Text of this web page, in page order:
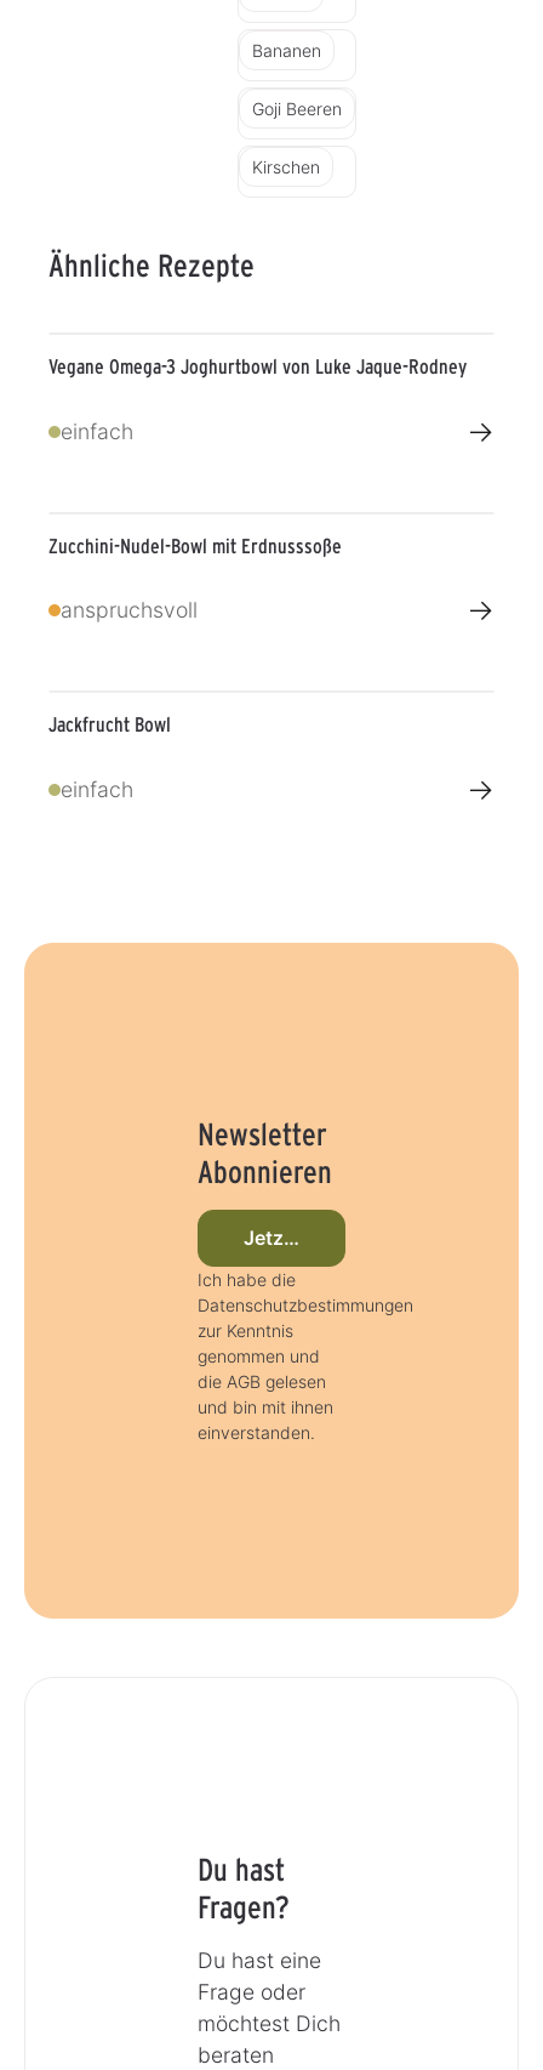
Bananen
Goji Beeren
Kirschen
Ähnliche Rezepte
Vegane Omega-3 Joghurtbowl von Luke Jaque-Rodney
einfach →
Zucchini-Nudel-Bowl mit Erdnusssoße
anspruchsvoll →
Jackfrucht Bowl
einfach →
Newsletter
Abonnieren
Jetzt beim Newsletter anmelden
Ich habe die
Datenschutzbestimmungen
zur Kenntnis
genommen und
die AGB gelesen
und bin mit ihnen
einverstanden.
Du hast
Fragen?
Du hast eine
Frage oder
möchtest Dich
beraten